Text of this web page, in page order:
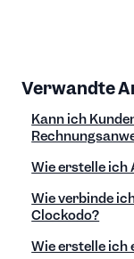
Verwandte
Kann ich
Wie erstelle ich
Wie verbinde
Clockodo?
Wie erstelle ich